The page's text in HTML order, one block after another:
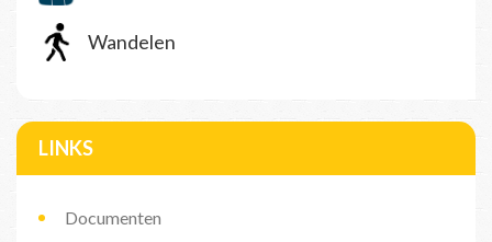
Wandelen
LINKS
Documenten